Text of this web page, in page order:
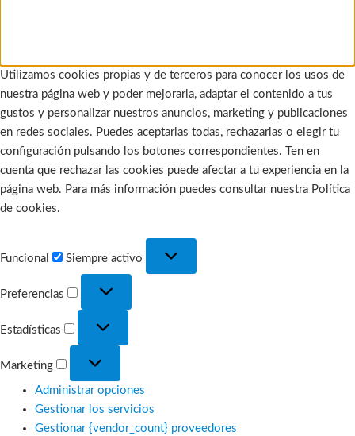
Utilizamos cookies propias y de terceros para conocer los usos de
nuestra página web y poder mejorarla, adaptar el contenido a tus
gustos y personalizar nuestros anuncios, marketing y publicaciones
en redes sociales. Puedes aceptarlas todas, rechazarlas o elegir tu
configuración pulsando los botones correspondientes. Ten en
cuenta que rechazar las cookies puede afectar a tu experiencia en la
página web. Para más información puedes consultar nuestra Política
de cookies.
Funcional Siempre activo
Preferencias
Estadísticas
Marketing
Administrar opciones
Gestionar los servicios
Gestionar {vendor_count} proveedores